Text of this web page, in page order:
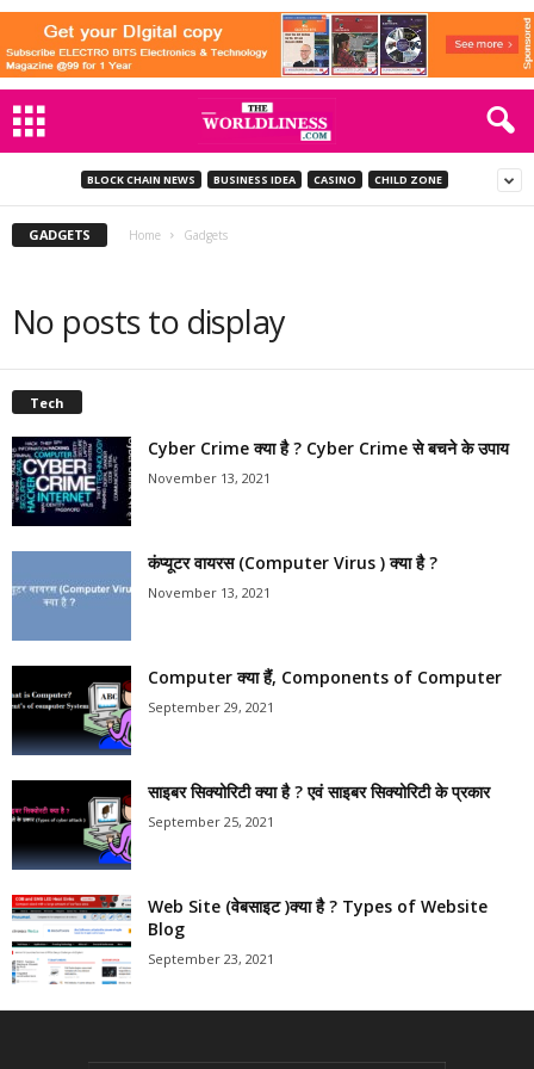
BLOCK CHAIN NEWS BUSINESS IDEA CASINO CHILD ZONE
GADGETS Home Gadgets
No posts to display
Tech
Cyber Crime क्या है ? Cyber Crime से बचने के उपाय
November 13, 2021
कंप्यूटर वायरस (Computer Virus ) क्या है ?
November 13, 2021
Computer क्या हैं, Components of Computer
September 29, 2021
साइबर सिक्योरिटी क्या है ? एवं साइबर सिक्योरिटी के प्रकार
September 25, 2021
Web Site (वेबसाइट )क्या है ? Types of Website
Blog
September 23, 2021